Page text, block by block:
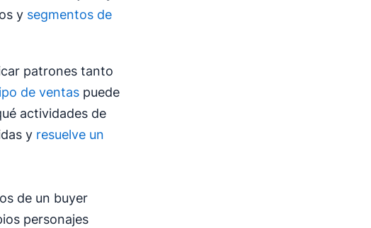
y segmentos de
patrones tanto
de ventas puede
actividades de
y resuelve un
de un buyer
personajes